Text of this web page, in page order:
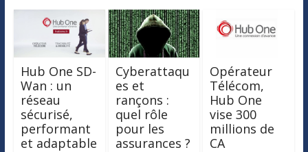
Hub One SD-
Wan : un
réseau
sécurisé,
performant
et adaptable
Cyberattaqu
es et
rançons :
quel rôle
pour les
assurances ?
Opérateur
Télécom,
Hub One
vise 300
millions de
CA